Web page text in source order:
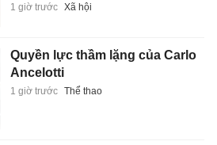
1 giờ trước Xã hội
Quyền lực thầm lặng của Carlo
Ancelotti
1 giờ trước Thể thao